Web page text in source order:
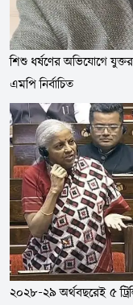
শিশু ধর্ষণের অভিযোগে
এমপি নির্বাচিত
২০২৮-২৯ অর্থবছরেই ৫